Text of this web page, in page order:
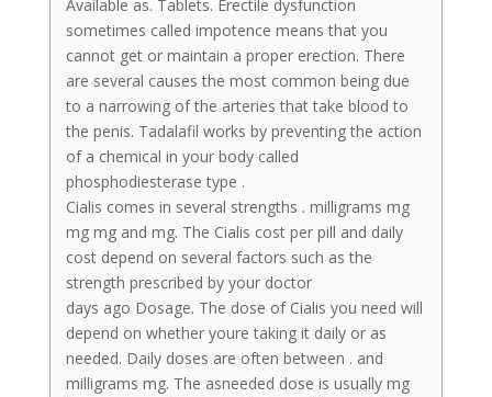
Available as. Tablets. Erectile dysfunction
sometimes called impotence means that you
cannot get or maintain a proper erection. There
are several causes the most common being due
to a narrowing of the arteries that take blood to
the penis. Tadalafil works by preventing the action
of a chemical in your body called
phosphodiesterase type .
Cialis comes in several strengths . milligrams mg
mg mg and mg. The Cialis cost per pill and daily
cost depend on several factors such as the
strength prescribed by your doctor
days ago Dosage. The dose of Cialis you need will
depend on whether youre taking it daily or as
needed. Daily doses are often between . and
milligrams mg. The asneeded dose is usually mg